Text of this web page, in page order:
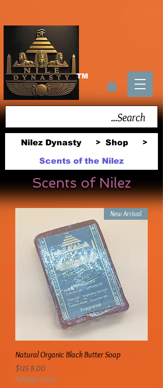
TM
Nilez Dynasty > Shop >
Scents of the Nilez
Scents of Nilez
New Arrival
Natural Organic Black Butter Soap
السعر
Fall Sale 2026